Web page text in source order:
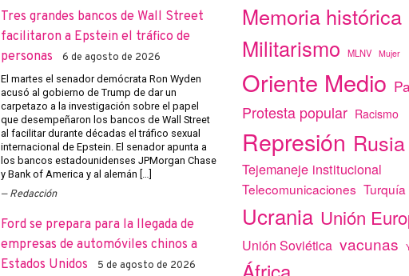
Tres grandes bancos de Wall Street
facilitaron a Epstein el tráfico de
personas
6 de agosto de 2026
El martes el senador demócrata Ron Wyden
acusó al gobierno de Trump de dar un
carpetazo a la investigación sobre el papel
que desempeñaron los bancos de Wall Street
al facilitar durante décadas el tráfico sexual
internacional de Epstein. El senador apunta a
los bancos estadounidenses JPMorgan Chase
y Bank of America y al alemán […]
Redacción
Ford se prepara para la llegada de
empresas de automóviles chinos a
Estados Unidos
5 de agosto de 2026
Memoria histórica
Militarismo
MLNV Mujer
Oriente Medio
Protesta popular Racismo
Represión Rusia
Tejemaneje institucional
Telecomunicaciones Turquía
Ucrania Unión
Unión Soviética vacunas